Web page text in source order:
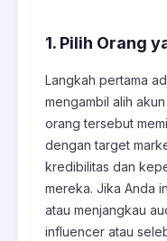
1. Pilih Orang
Langkah pertama
mengambil alih
orang tersebut
dengan target
kredibilitas dan
mereka. Jika Anda
atau menjangkau
influencer atau